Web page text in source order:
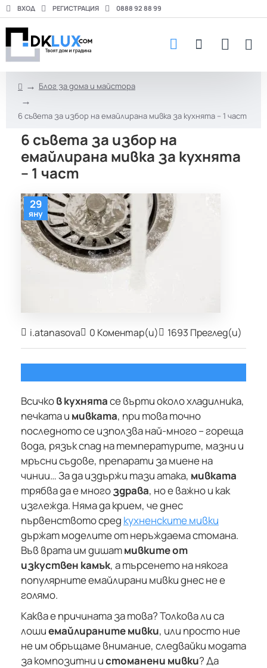
ВХОД РЕГИСТРАЦИЯ 0888 92 88 99
m
Блог за дома и майстора
6 съвета за избор на емайлирана мивка за кухнята – 1 част
6 съвета за избор на
емайлирана мивка за кухнята
– 1 част
29
яну
i.atanasova 0 Коментар(и) 1693 Преглед(и)
Всичков кухнятасе върти около хладилника,
печката и мивката, при това точно
последното се използва най-много – гореща
вода, рязък спад на температурите, мазни и
мръсни съдове, препарати за миене на
чинии… За да издържи тази атака, мивката
трябва да е многоздрава, но е важно и как
изглежда. Няма да крием, че днес
първенството сред кухненските мивки
държат моделите от неръждаема стомана.
Във врата им дишатмивките от
изкуствен камък, а търсенето на някога
популярните емайлирани мивки днес не е
голямо.
Каква е причината за това? Толкова ли са
лошиемайлираните мивки, или просто ние
не им обръщаме внимание, следвайки модата
за композитни истоманени мивки? Да